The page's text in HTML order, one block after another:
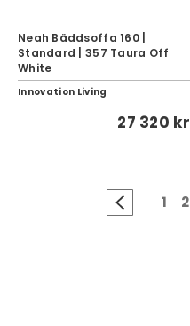
Neah Bäddsoffa 160 |
Standard | 357 Taura Off
White
Innovation Living
27 320 kr
1 2